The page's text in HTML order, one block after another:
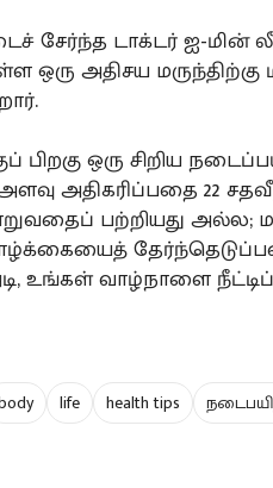
சேர்ந்த டாக்டர் ஐ-மின்
ஒரு அதிசய
பிறகு ஒரு சிறிய
அதிகரிப்பதை 22
பற்றியது அல்ல;
உங்கள் வாழ்நாளை
life health tips